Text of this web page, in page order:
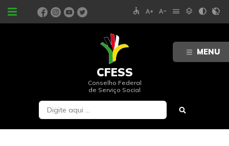
MENU
PORTAIS accessible text_increase text_decrease menu layers contrast contrast_rtl_off
CFESS
Conselho Federal
de Serviço Social